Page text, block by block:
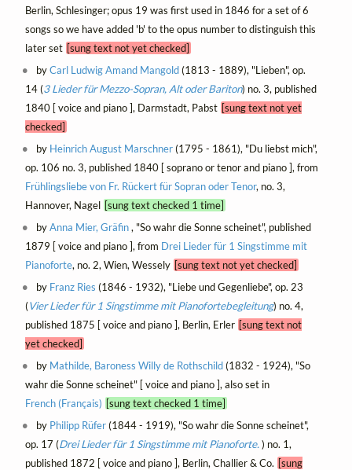
Berlin, Schlesinger; opus 19 was first used in 1846 for a set of 6
songs so we have added 'b' to the opus number to distinguish this
later set [sung text not yet checked]
byCarl Ludwig Amand Mangold(1813 - 1889), "Lieben", op.
14 (3 Lieder für Mezzo-Sopran, Alt oder Bariton) no. 3, published
1840 [ voice and piano ], Darmstadt, Pabst [sung text not yet
checked]
by Heinrich August Marschner(1795 - 1861), "Du liebst mich",
op. 106 no. 3, published 1840 [ soprano or tenor and piano ], from
Frühlingsliebe von Fr. Rückert für Sopran oder Tenor, no. 3,
Hannover, Nagel [sung text checked 1 time]
byAnna Mier, Gräfin, "So wahr die Sonne scheinet", published
1879 [ voice and piano ], from Drei Lieder für 1 Singstimme mit
Pianoforte, no. 2, Wien, Wessely [sung text not yet checked]
by Franz Ries (1846 - 1932), "Liebe und Gegenliebe", op. 23
(Vier Lieder für 1 Singstimme mit Pianofortebegleitung) no. 4,
published 1875 [ voice and piano ], Berlin, Erler [sung text not
yet checked]
by Mathilde, Baroness Willy de Rothschild(1832 - 1924), "So
wahr die Sonne scheinet" [ voice and piano ], also set in
French (Français) [sung text checked 1 time]
by Philipp Rüfer(1844 - 1919), "So wahr die Sonne scheinet",
op. 17 (Drei Lieder für 1 Singstimme mit Pianoforte.) no. 1,
published 1872 [ voice and piano ], Berlin, Challier & Co. [sung